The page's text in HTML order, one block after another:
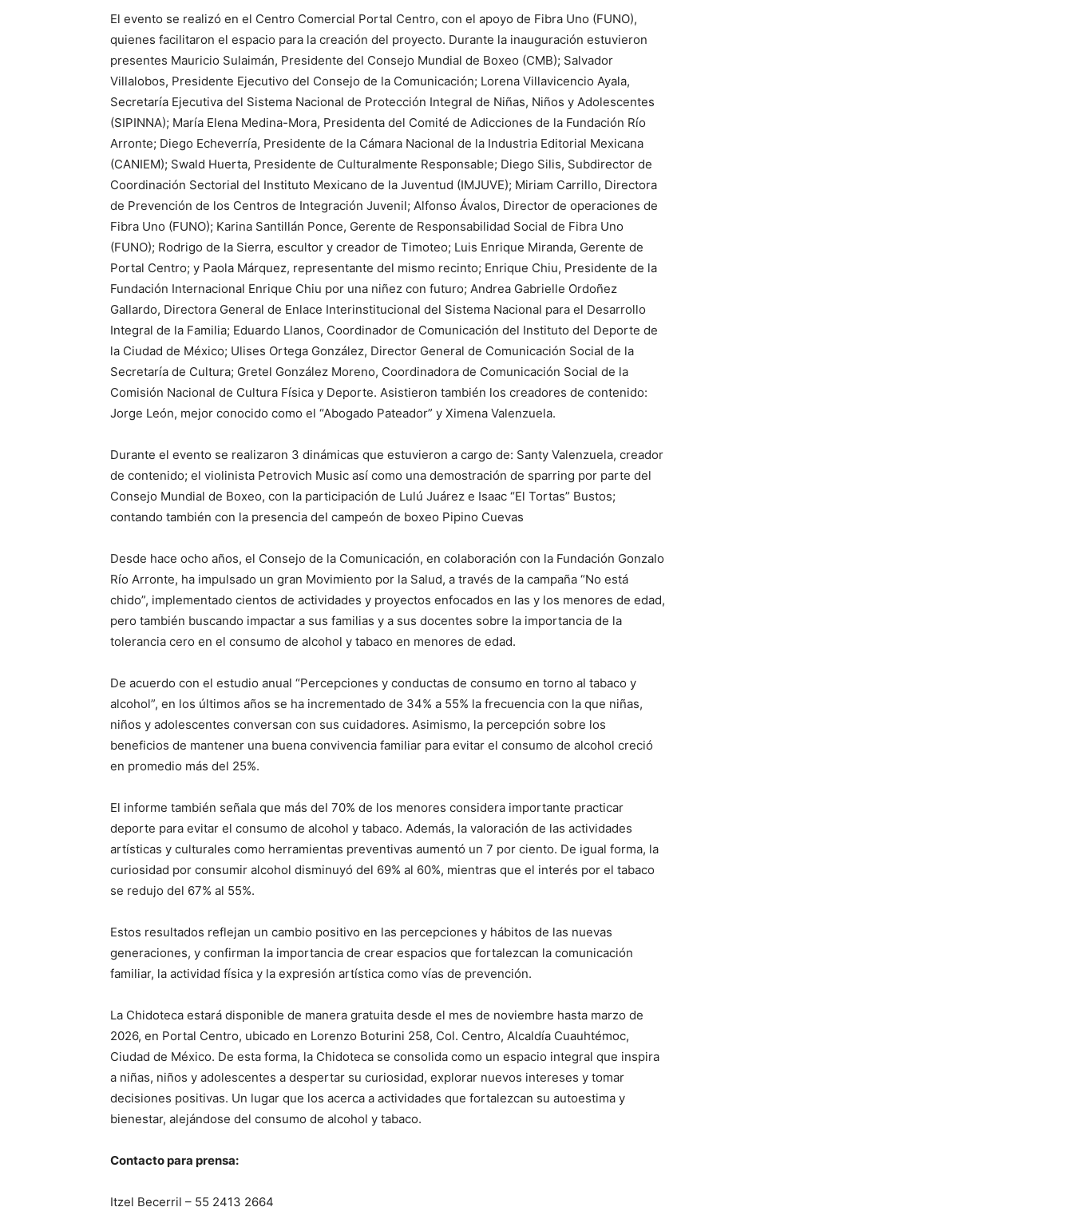
El evento se realizó en el Centro Comercial Portal Centro, con el apoyo de Fibra Uno (FUNO),
quienes facilitaron el espacio para la creación del proyecto. Durante la inauguración estuvieron
presentes Mauricio Sulaimán, Presidente del Consejo Mundial de Boxeo (CMB); Salvador
Villalobos, Presidente Ejecutivo del Consejo de la Comunicación; Lorena Villavicencio Ayala,
Secretaría Ejecutiva del Sistema Nacional de Protección Integral de Niñas, Niños y Adolescentes
(SIPINNA); María Elena Medina-Mora, Presidenta del Comité de Adicciones de la Fundación Río
Arronte; Diego Echeverría, Presidente de la Cámara Nacional de la Industria Editorial Mexicana
(CANIEM); Swald Huerta, Presidente de Culturalmente Responsable; Diego Silis, Subdirector de
Coordinación Sectorial del Instituto Mexicano de la Juventud (IMJUVE); Miriam Carrillo, Directora
de Prevención de los Centros de Integración Juvenil; Alfonso Ávalos, Director de operaciones de
Fibra Uno (FUNO); Karina Santillán Ponce, Gerente de Responsabilidad Social de Fibra Uno
(FUNO); Rodrigo de la Sierra, escultor y creador de Timoteo; Luis Enrique Miranda, Gerente de
Portal Centro; y Paola Márquez, representante del mismo recinto; Enrique Chiu, Presidente de la
Fundación Internacional Enrique Chiu por una niñez con futuro; Andrea Gabrielle Ordoñez
Gallardo, Directora General de Enlace Interinstitucional del Sistema Nacional para el Desarrollo
Integral de la Familia; Eduardo Llanos, Coordinador de Comunicación del Instituto del Deporte de
la Ciudad de México; Ulises Ortega González, Director General de Comunicación Social de la
Secretaría de Cultura; Gretel González Moreno, Coordinadora de Comunicación Social de la
Comisión Nacional de Cultura Física y Deporte. Asistieron también los creadores de contenido:
Jorge León, mejor conocido como el “Abogado Pateador” y Ximena Valenzuela.
Durante el evento se realizaron 3 dinámicas que estuvieron a cargo de: Santy Valenzuela, creador
de contenido; el violinista Petrovich Music así como una demostración de sparring por parte del
Consejo Mundial de Boxeo, con la participación de Lulú Juárez e Isaac “El Tortas” Bustos;
contando también con la presencia del campeón de boxeo Pipino Cuevas
Desde hace ocho años, el Consejo de la Comunicación, en colaboración con la Fundación Gonzalo
Río Arronte, ha impulsado un gran Movimiento por la Salud, a través de la campaña “No está
chido”, implementado cientos de actividades y proyectos enfocados en las y los menores de edad,
pero también buscando impactar a sus familias y a sus docentes sobre la importancia de la
tolerancia cero en el consumo de alcohol y tabaco en menores de edad.
De acuerdo con el estudio anual “Percepciones y conductas de consumo en torno al tabaco y
alcohol”, en los últimos años se ha incrementado de 34% a 55% la frecuencia con la que niñas,
niños y adolescentes conversan con sus cuidadores. Asimismo, la percepción sobre los
beneficios de mantener una buena convivencia familiar para evitar el consumo de alcohol creció
en promedio más del 25%.
El informe también señala que más del 70% de los menores considera importante practicar
deporte para evitar el consumo de alcohol y tabaco. Además, la valoración de las actividades
artísticas y culturales como herramientas preventivas aumentó un 7 por ciento. De igual forma, la
curiosidad por consumir alcohol disminuyó del 69% al 60%, mientras que el interés por el tabaco
se redujo del 67% al 55%.
Estos resultados reflejan un cambio positivo en las percepciones y hábitos de las nuevas
generaciones, y confirman la importancia de crear espacios que fortalezcan la comunicación
familiar, la actividad física y la expresión artística como vías de prevención.
La Chidoteca estará disponible de manera gratuita desde el mes de noviembre hasta marzo de
2026, en Portal Centro, ubicado en Lorenzo Boturini 258, Col. Centro, Alcaldía Cuauhtémoc,
Ciudad de México. De esta forma, la Chidoteca se consolida como un espacio integral que inspira
a niñas, niños y adolescentes a despertar su curiosidad, explorar nuevos intereses y tomar
decisiones positivas. Un lugar que los acerca a actividades que fortalezcan su autoestima y
bienestar, alejándose del consumo de alcohol y tabaco.
Contacto para prensa:
Itzel Becerril – 55 2413 2664